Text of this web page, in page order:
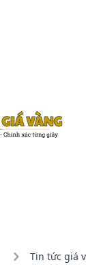
Tin tức giá